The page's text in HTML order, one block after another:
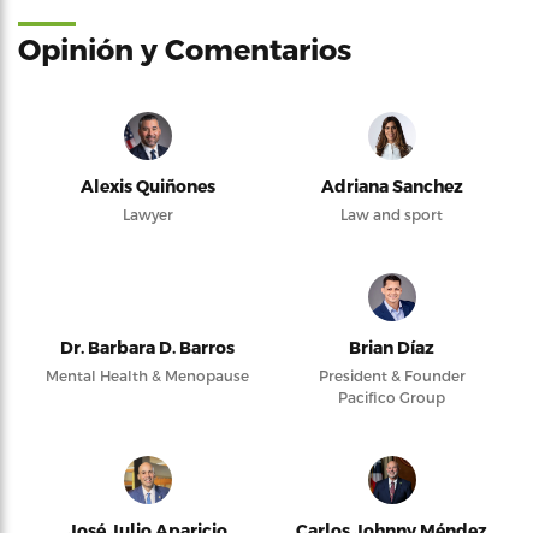
Opinión y Comentarios
Alexis Quiñones
Lawyer
Adriana Sanchez
Law and sport
Dr. Barbara D. Barros
Mental Health & Menopause
Brian Díaz
President & Founder
Pacifico Group